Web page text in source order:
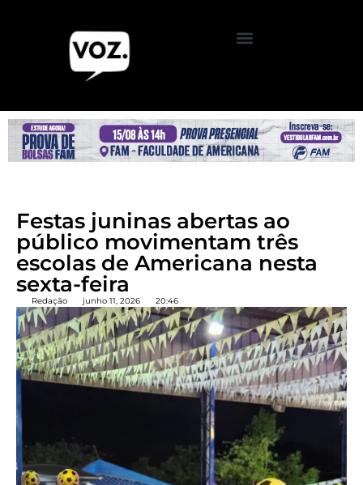
Festas juninas abertas ao
público movimentam três
escolas de Americana nesta
sexta-feira
Redação junho 11, 2026 20:46